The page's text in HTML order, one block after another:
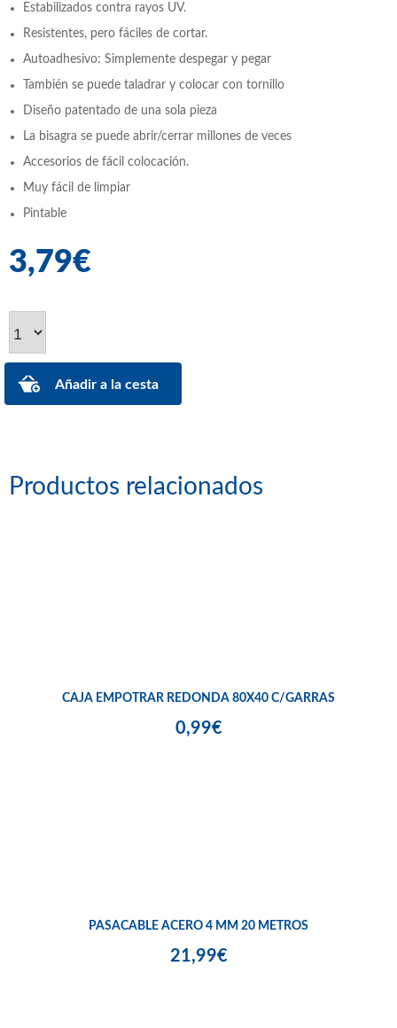
Estabilizados contra rayos UV.
Resistentes, pero fáciles de cortar.
Autoadhesivo: Simplemente despegar y pegar
También se puede taladrar y colocar con tornillo
Diseño patentado de una sola pieza
La bisagra se puede abrir/cerrar millones de veces
Accesorios de fácil colocación.
Muy fácil de limpiar
Pintable
3,79€
Productos relacionados
CAJA EMPOTRAR REDONDA 80X40 C/GARRAS
0,99€
PASACABLE ACERO 4 MM 20 METROS
21,99€